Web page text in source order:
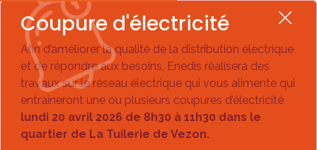
Coupure d'électricité
Afin d’améliorer la qualité de la distribution électrique
et de répondre aux besoins, Enedis réalisera des
travaux sur le réseau électrique qui vous alimente qui
entraîneront une ou plusieurs coupures d’électricité
lundi 20 avril 2026 de 8h30 à 11h30 dans le
quartier de La Tuilerie de Vezon.